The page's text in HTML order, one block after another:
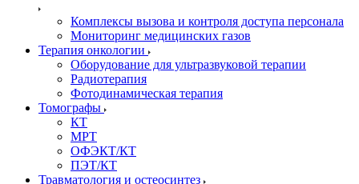
Комплексы вызова и контроля доступа персонала
Мониторинг медицинских газов
Терапия онкологии
Оборудование для ультразвуковой терапии
Радиотерапия
Фотодинамическая терапия
Томографы
КТ
МРТ
ОФЭКТ/КТ
ПЭТ/КТ
Травматология и остеосинтез